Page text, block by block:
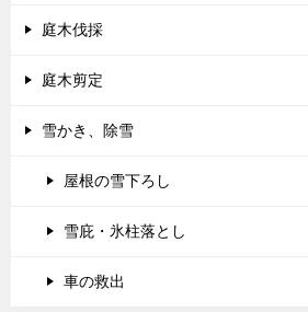
庭木伐採
庭木剪定
雪かき、除雪
屋根の雪下ろし
雪庇・氷柱落とし
車の救出